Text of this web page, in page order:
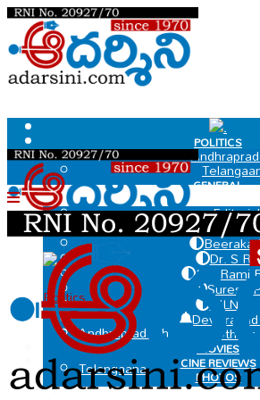
.
POLITICS
GENERAL
EDIT PAGE
Editorial
Dr Govindaraju
Beeraka
Dr. S
MV Rami
Suresh
MLN
Others
MOVIES
CINE REVIEWS
PHOTOS
VIDEOS
.
Politics
Andhrapradesh
Telangaana